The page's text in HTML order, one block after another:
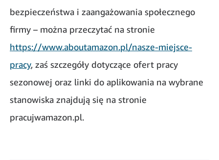
bezpieczeństwa i zaangażowania społecznego
firmy – można przeczytać na stronie
https://www.aboutamazon.pl/nasze-miejsce-
pracy, zaś szczegóły dotyczące ofert pracy
sezonowej oraz linki do aplikowania na wybrane
stanowiska znajdują się na stronie
pracujwamazon.pl.